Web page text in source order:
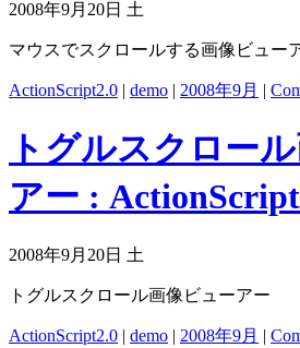
2008年9月20日 土
マウスでスクロールする画像ビュー
ActionScript2.0 | demo | 2008年9月 |
トグルスクロー
アー : ActionScript
2008年9月20日 土
トグルスクロール画像ビューアー
ActionScript2.0 | demo | 2008年9月 |